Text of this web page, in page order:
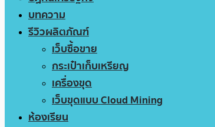
บทความ
รีวิวผลิตภัณฑ์
เว็บซื้อขาย
กระเป๋าเก็บเหรียญ
เครื่องขุด
เว็บขุดแบบ Cloud Mining
ห้องเรียน